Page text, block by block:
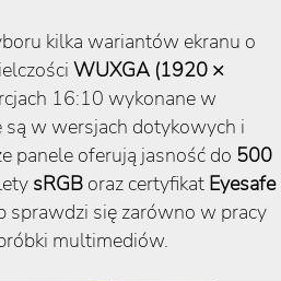
kilka wariantów ekranu o
WUXGA (1920 ×
16:10 wykonane w
w wersjach dotykowych i
panele oferują jasność do 500
sRGB oraz certyfikat Eyesafe
sprawdzi się zarówno w pracy
multimediów.